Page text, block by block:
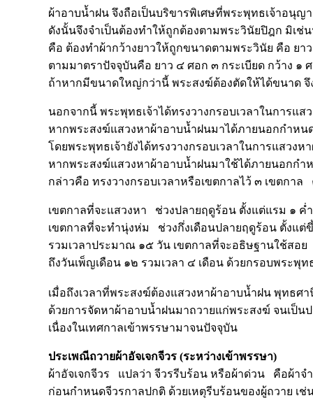
ผ้าอาบน้ำฝน จึงถือเป็นบริขารพิเศษที่พระพุทธเจ้าอนุญ
ดังนั้นจึงจำเป็นต้องทำให้ถูกต้องตามพระวินัยปิฎก มิเ
คือ ต้องทำผ้ากว้างยาวให้ถูกขนาดตามพระวินัย คือ ย
ตามมาตราปัจจุบันคือ ยาว ๔ ศอก ๓ กระเบียด กว้าง ๑
ถ้าหากมีขนาดใหญ่กว่านี้ พระสงฆ์ต้องตัดให้ได้ขนาด จึ
นอกจากนี้ พระพุทธเจ้าได้ทรงวางกรอบเวลาในการแส
หากพระสงฆ์แสวงหาผ้าอาบน้ำฝนมาได้ภายนอกกำหน
โดยพระพุทธเจ้ายังได้ทรงวางกรอบเวลาในการแสวงห
หากพระสงฆ์แสวงหาผ้าอาบน้ำฝนมาใช้ได้ภายนอกกำ
กล่าวคือ ทรงวางกรอบเวลาหรือเขตกาลไว้ ๓ เขตกาล
เขตกาลที่จะแสวงหา ช่วงปลายฤดูร้อน ตั้งแต่แรม ๑ ค่
เขตกาลที่จะทำนุ่งห่ม ช่วงกึ่งเดือนปลายฤดูร้อน ตั้งแต่
รวมเวลาประมาณ ๑๕ วัน เขตกาลที่จะอธิษฐานใช้สอ
ถึงวันเพ็ญเดือน ๑๒ รวมเวลา ๔ เดือน ด้วยกรอบพระพุ
เมื่อถึงเวลาที่พระสงฆ์ต้องแสวงหาผ้าอาบน้ำฝน พุทธศ
ด้วยการจัดหาผ้าอาบน้ำฝนมาถวายแก่พระสงฆ์ จนเป็น
เนื่องในเทศกาลเข้าพรรษามาจนปัจจุบัน
ประเพณีถวายผ้าอัจเจกจีวร (ระหว่างเข้าพรรษา)
ผ้าอัจเจกจีวร แปลว่า จีวรรีบร้อน หรือผ้าด่วน คือผ้าจ
ก่อนกำหนดจีวรกาลปกติ ด้วยเหตุรีบร้อนของผู้ถวาย เช่